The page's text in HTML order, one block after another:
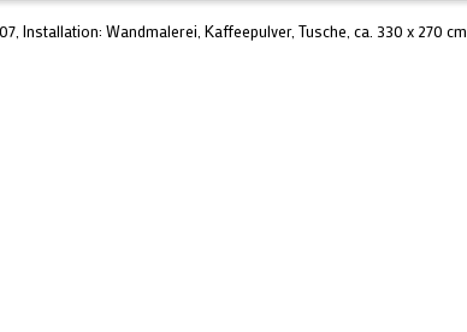
Installation: Wandmalerei, Kaffeepulver, Tusche, ca. 330 x 270 cm